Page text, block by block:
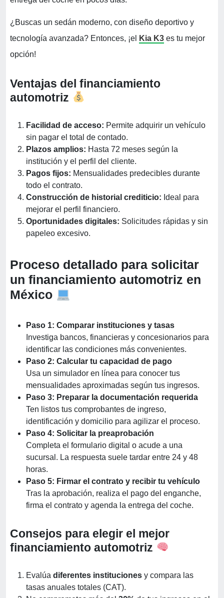
¿Buscas un sedán moderno, con diseño deportivo y
tecnología avanzada? Entonces, ¡el
Kia K3 es tu mejor
opción!
Ventajas del financiamiento
automotriz
Facilidad de acceso: Permite adquirir un vehículo
sin pagar el total de contado.
Plazos amplios: Hasta 72 meses según la
institución y el perfil del cliente.
Pagos fijos: Mensualidades predecibles durante
todo el contrato.
Construcción de historial crediticio: Ideal para
mejorar el perfil financiero.
Oportunidades digitales: Solicitudes rápidas y sin
papeleo excesivo.
Proceso detallado para solicitar
un financiamiento automotriz en
México
Paso 1: Comparar instituciones y tasas
Investiga bancos, financieras y concesionarios para
identificar las condiciones más convenientes.
Paso 2: Calcular tu capacidad de pago
Usa un simulador en línea para conocer tus
mensualidades aproximadas según tus ingresos.
Paso 3: Preparar la documentación requerida
Ten listos tus comprobantes de ingreso,
identificación y domicilio para agilizar el proceso.
Paso 4: Solicitar la preaprobación
Completa el formulario digital o acude a una
sucursal. La respuesta suele tardar entre 24 y 48
horas.
Paso 5: Firmar el contrato y recibir tu vehículo
Tras la aprobación, realiza el pago del enganche,
firma el contrato y agenda la entrega del coche.
Consejos para elegir el mejor
financiamiento automotriz
Evalúa diferentes instituciones y compara las
tasas anuales totales (CAT).